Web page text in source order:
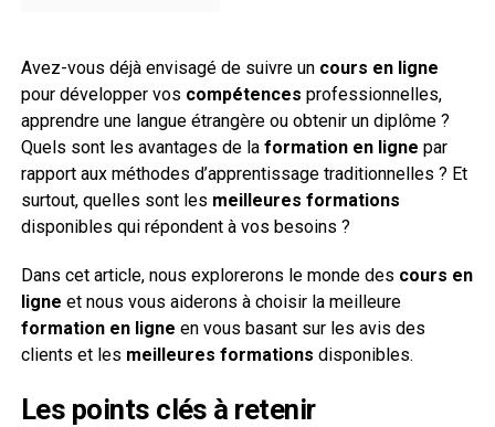
Avez-vous déjà envisagé de suivre un cours en ligne
pour développer vos compétences professionnelles,
apprendre une langue étrangère ou obtenir un diplôme ?
Quels sont les avantages de la formation en ligne par
rapport aux méthodes d’apprentissage traditionnelles ? Et
surtout, quelles sont les meilleures formations
disponibles qui répondent à vos besoins ?
Dans cet article, nous explorerons le monde des cours en
ligne et nous vous aiderons à choisir la meilleure
formation en ligne en vous basant sur les avis des
clients et les meilleures formations disponibles.
Les points clés à retenir